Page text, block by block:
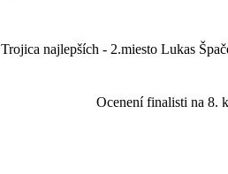
Trojica najlepších - 2.miesto Lukas
Ocenení finalisti na 8.